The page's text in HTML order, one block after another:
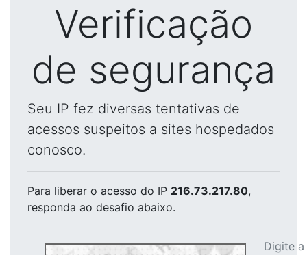
Verificação
de segurança
Seu IP fez diversas tentativas de
acessos suspeitos a sites hospedados
conosco.
Para liberar o acesso do IP 216.73.217.80,
responda ao desafio abaixo.
Digite